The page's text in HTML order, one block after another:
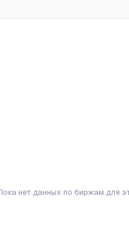
нет данных по биржам для